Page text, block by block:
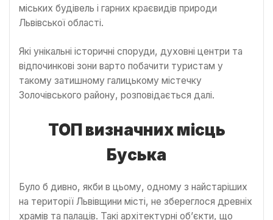
міських будівель і гарних краєвидів природи
Львівської області.
Які унікальні історичні споруди, духовні центри та
відпочинкові зони варто побачити туристам у
такому затишному галицькому містечку
Золочівського району, розповідається далі.
ТОП визначних місць
Буська
Було б дивно, якби в цьому, одному з найстаріших
на території Львівщини місті, не збереглося древніх
храмів та палаців. Такі архітектурні об’єкти, що